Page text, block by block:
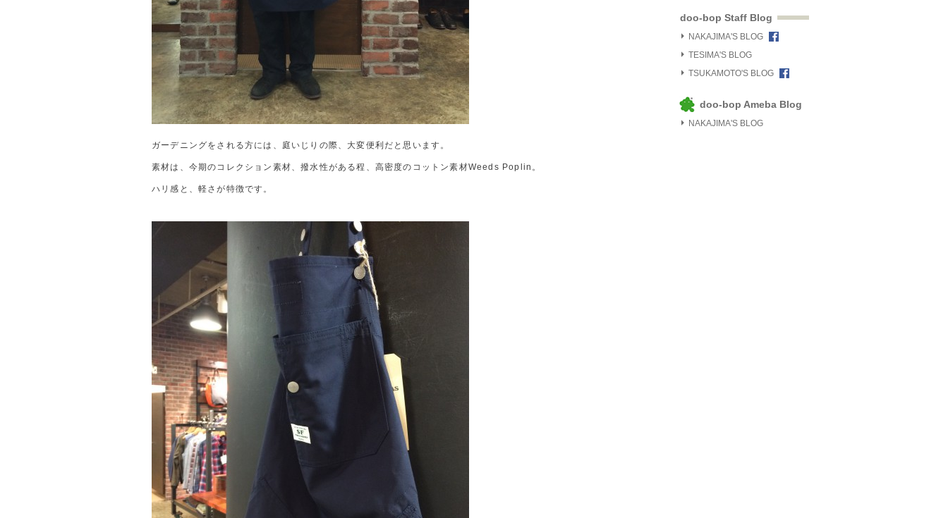
ガーデニングをされる方には、庭いじりの際、大変便利だと思います。
素材は、今期のコレクション素材、撥水性がある程、高密度のコットン素材Weeds Poplin。
ハリ感と、軽さが特徴です。
doo-bop Staff Blog
NAKAJIMA'S BLOG
TESIMA'S BLOG
TSUKAMOTO'S BLOG
doo-bop Ameba Blog
NAKAJIMA'S BLOG